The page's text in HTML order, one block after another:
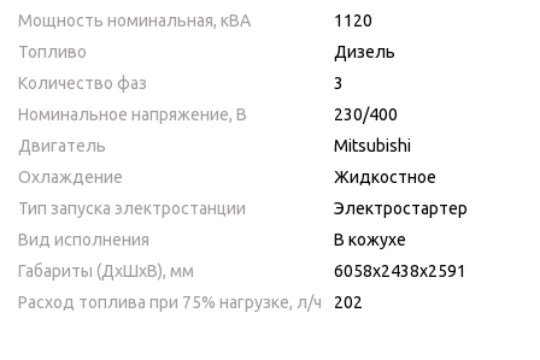
Мощность номинальная, кВА
1120
Топливо
Дизель
Количество фаз
3
Номинальное напряжение, В
230/400
Двигатель
Mitsubishi
Охлаждение
Жидкостное
Тип запуска электростанции
Электростартер
Вид исполнения
В кожухе
Габариты (ДхШхВ), мм
6058х2438х2591
Расход топлива при 75% нагрузке, л/ч
202